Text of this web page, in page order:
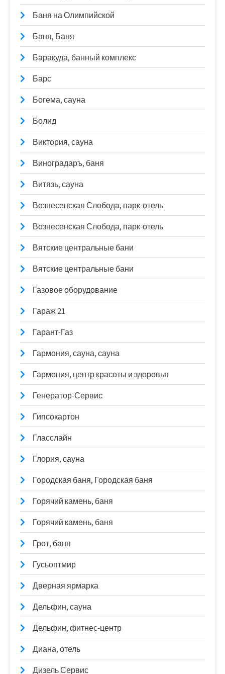
Баня на Олимпийской
Баня, Баня
Баракуда, банный комплекс
Барс
Богема, сауна
Болид
Виктория, сауна
Виноградаръ, баня
Витязь, сауна
Вознесенская Слобода, парк-отель
Вознесенская Слобода, парк-отель
Вятские центральные бани
Вятские центральные бани
Газовое оборудование
Гараж 21
Гарант-Газ
Гармония, сауна, сауна
Гармония, центр красоты и здоровья
Генератор-Сервис
Гипсокартон
Гласслайн
Глория, сауна
Городская баня, Городская баня
Горячий камень, баня
Горячий камень, баня
Грот, баня
Гусьоптмир
Дверная ярмарка
Дельфин, сауна
Дельфин, фитнес-центр
Диана, отель
Дизель Сервис